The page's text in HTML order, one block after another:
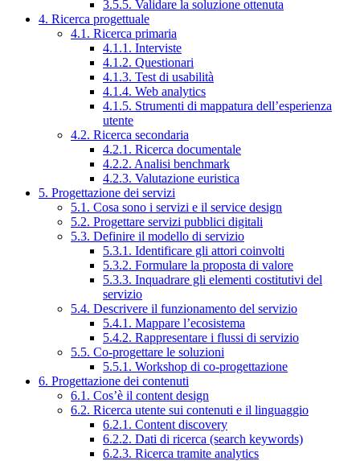
3.5.5. Validare la soluzione ottenuta
4. Ricerca progettuale
4.1. Ricerca primaria
4.1.1. Interviste
4.1.2. Questionari
4.1.3. Test di usabilità
4.1.4. Web analytics
4.1.5. Strumenti di mappatura dell’esperienza
utente
4.2. Ricerca secondaria
4.2.1. Ricerca documentale
4.2.2. Analisi benchmark
4.2.3. Valutazione euristica
5. Progettazione dei servizi
5.1. Cosa sono i servizi e il service design
5.2. Progettare servizi pubblici digitali
5.3. Definire il modello di servizio
5.3.1. Identificare gli attori coinvolti
5.3.2. Formulare la proposta di valore
5.3.3. Inquadrare gli elementi costitutivi del
servizio
5.4. Descrivere il funzionamento del servizio
5.4.1. Mappare l’ecosistema
5.4.2. Rappresentare i flussi di servizio
5.5. Co-progettare le soluzioni
5.5.1. Workshop di co-progettazione
6. Progettazione dei contenuti
6.1. Cos’è il content design
6.2. Ricerca utente sui contenuti e il linguaggio
6.2.1. Content discovery
6.2.2. Dati di ricerca (search keywords)
6.2.3. Ricerca tramite analytics